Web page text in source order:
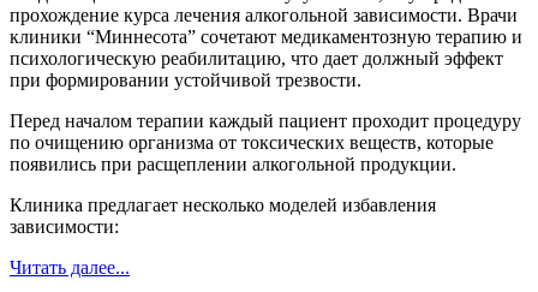
прохождение курса лечения алкогольной зависимости. Врачи
клиники “Миннесота” сочетают медикаментозную терапию и
психологическую реабилитацию, что дает должный эффект
при формировании устойчивой трезвости.
Перед началом терапии каждый пациент проходит процедуру
по очищению организма от токсических веществ, которые
появились при расщеплении алкогольной продукции.
Клиника предлагает несколько моделей избавления
зависимости:
Читать далее...